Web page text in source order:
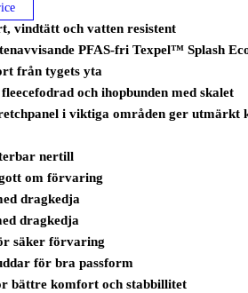
vindtätt och vatten resistent
PFAS-fri Texpel™ Splash
från tygets yta
och ihopbunden med skalet
i viktiga områden ger utmärkt
nertill
om förvaring
dragkedja
dragkedja
säker förvaring
för bra passform
bättre komfort och stabbillitet